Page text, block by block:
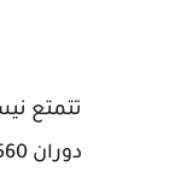
دوران 560 نيوتن متر، وتتميز هذه السيارة بنظام الدفع الرباعي وناقل حركة أوتوماتيكي بسبعة سرعات.